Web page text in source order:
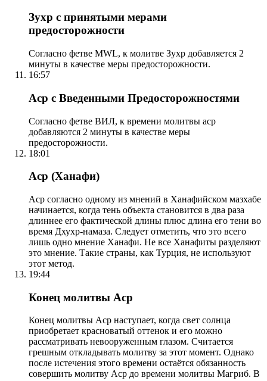
Зухр с принятыми мерами
предосторожности
Согласно фетве MWL, к молитве Зухр добавляется 2
минуты в качестве меры предосторожности.
16:57
Аср с Введенными Предосторожностями
Согласно фетве ВИЛ, к времени молитвы аср
добавляются 2 минуты в качестве меры
предосторожности.
18:01
Аср (Ханафи)
Аср согласно одному из мнений в Ханафийском мазхабе
начинается, когда тень объекта становится в два раза
длиннее его фактической длины плюс длина его тени во
время Дхухр-намаза. Следует отметить, что это всего
лишь одно мнение Ханафи. Не все Ханафиты разделяют
это мнение. Такие страны, как Турция, не используют
этот метод.
19:44
Конец молитвы Аср
Конец молитвы Аср наступает, когда свет солнца
приобретает красноватый оттенок и его можно
рассматривать невооруженным глазом. Считается
грешным откладывать молитву за этот момент. Однако
после истечения этого времени остаётся обязанность
совершить молитву Аср до времени молитвы Магриб. В